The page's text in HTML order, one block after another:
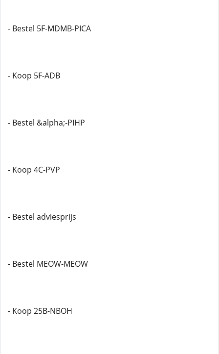
- Bestel 5F-MDMB-PICA
- Koop 5F-ADB
- Bestel &alpha;-PIHP
- Koop 4C-PVP
- Bestel adviesprijs
- Bestel MEOW-MEOW
- Koop 25B-NBOH